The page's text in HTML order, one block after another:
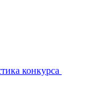
конкурса